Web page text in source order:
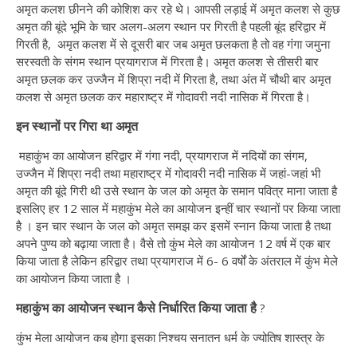
अमृत कलश छीनने की कोशिश कर रहे थे। आपसी लड़ाई में अमृत कलश से कुछ
अमृत की बूंदे भूमि के चार अलग-अलग स्थान पर गिरती है पहली बूंद हरिद्वार में
गिरती है, अमृत कलश में से दूसरी बार जब अमृत छलकता है तो वह गंगा जमुना
सरस्वती के संगम स्थान प्रयागराज में गिरता है। अमृत कलश से तीसरी बार
अमृत छलक कर उज्जैन में शिप्रा नदी में गिरता है, तथा अंत में चौथी बार अमृत
कलश से अमृत छलक कर महाराष्ट्र में गोदावरी नदी नासिक में गिरता है।
इन स्थानों पर गिरा था अमृत
महाकुंभ का आयोजन हरिद्वार में गंगा नदी, प्रयागराज में नदियों का संगम,
उज्जैन में शिप्रा नदी तथा महाराष्ट्र में गोदावरी नदी नासिक में जहां-जहां भी
अमृत की बूंदे गिरी थी उसे स्थान के जल को अमृत के समान पवित्र माना जाता है
इसलिए हर 12 साल में महाकुंभ मेले का आयोजन इन्हीं चार स्थानों पर किया जाता
है । इन चार स्थान के जल को अमृत समझ कर इसमें स्नान किया जाता है तथा
अपने पुण्य को बढ़ाया जाता है। वैसे तो कुंभ मेले का आयोजन 12 वर्ष में एक बार
किया जाता है लेकिन हरिद्वार तथा प्रयागराज में 6- 6 वर्षों के अंतराल में कुंभ मेले
का आयोजन किया जाता है ।
महाकुंभ का आयोजन स्थान कैसे निर्धारित किया जाता है?
कुंभ मेला आयोजन कब होगा इसका निश्चय सनातन धर्म के ज्योतिष शास्त्र के